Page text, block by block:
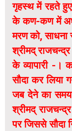
गृहस्थ में रहते
के कण-कण में
मरण को, साधना
श्रीमद्
के व्यापारी -।
सौदा कर लिया
जब देने का समय
श्रीमद्
पर जिससे सौदा